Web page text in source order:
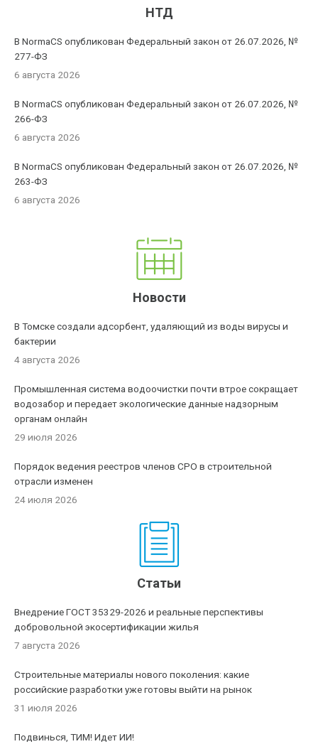
НТД
В NormaCS опубликован Федеральный закон от 26.07.2026, №
277-ФЗ
6 августа 2026
В NormaCS опубликован Федеральный закон от 26.07.2026, №
266-ФЗ
6 августа 2026
В NormaCS опубликован Федеральный закон от 26.07.2026, №
263-ФЗ
6 августа 2026
Новости
В Томске создали адсорбент, удаляющий из воды вирусы и
бактерии
4 августа 2026
Промышленная система водоочистки почти втрое сокращает
водозабор и передает экологические данные надзорным
органам онлайн
29 июля 2026
Порядок ведения реестров членов СРО в строительной
отрасли изменен
24 июля 2026
Статьи
Внедрение ГОСТ 35329-2026 и реальные перспективы
добровольной экосертификации жилья
7 августа 2026
Строительные материалы нового поколения: какие
российские разработки уже готовы выйти на рынок
31 июля 2026
Подвинься, ТИМ! Идет ИИ!